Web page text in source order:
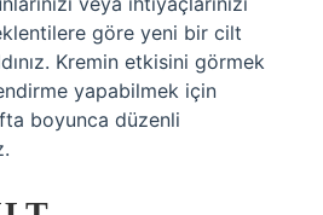
göre yeni bir cilt
Kremin etkisini görmek
yapabilmek için
boyunca düzenli